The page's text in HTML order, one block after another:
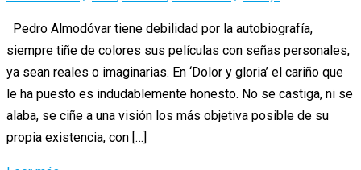
Pedro Almodóvar tiene debilidad por la autobiografía,
siempre tiñe de colores sus películas con señas personales,
ya sean reales o imaginarias. En ‘Dolor y gloria’ el cariño que
le ha puesto es indudablemente honesto. No se castiga, ni se
alaba, se ciñe a una visión los más objetiva posible de su
propia existencia, con […]